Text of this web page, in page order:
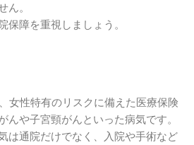
ん。
保障を重視しましょう。
女性特有のリスクに備えた医療保険
んや子宮頸がんといった病気です。
は通院だけでなく、入院や手術など